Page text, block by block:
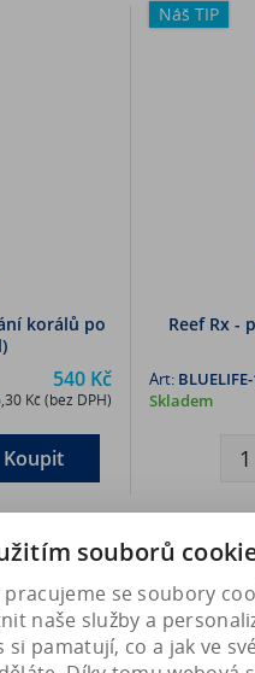
korálů po
540 Kč
Kč (bez DPH)
Koupit
Náš TIP
Reef Rx -
Art:
Skladem
Náš TIP
souborů
pracujeme se soubory
naše služby a
si pamatují, co a jak ve